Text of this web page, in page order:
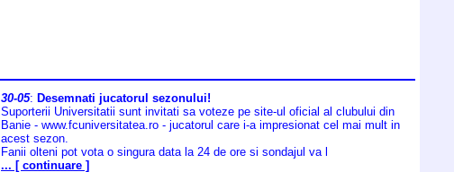
30-05: Desemnati jucatorul sezonului!
Suporterii Universitatii sunt invitati sa voteze pe site-ul oficial al clubului din
Banie - www.fcuniversitatea.ro - jucatorul care i-a impresionat cel mai mult in
acest sezon.
Fanii olteni pot vota o singura data la 24 de ore si sondajul va l
... [ continuare ]